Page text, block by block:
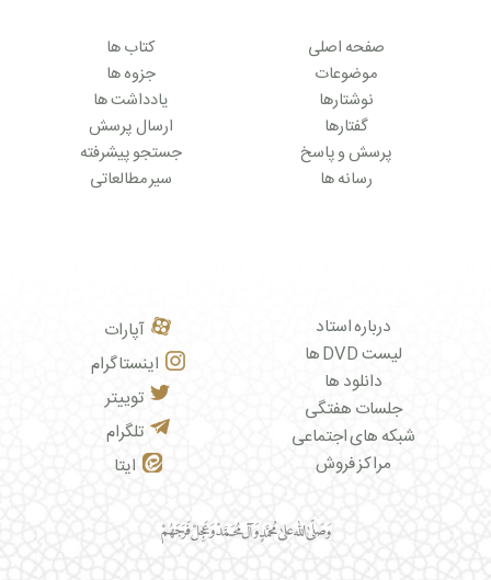
صفحه اصلی
موضوعات
نوشتارها
گفتارها
پرسش و پاسخ
رسانه ها
کتاب ها
جزوه ها
یادداشت ها
ارسال پرسش
جستجو پیشرفته
سیر مطالعاتی
درباره استاد
لیست DVD ها
دانلود ها
جلسات هفتگی
شبکه های اجتماعی
مراکز فروش
آپارات
اینستاگرام
توییتر
تلگرام
ایتا